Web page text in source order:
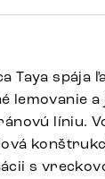
Taya spája
lemovanie
líniu.
s